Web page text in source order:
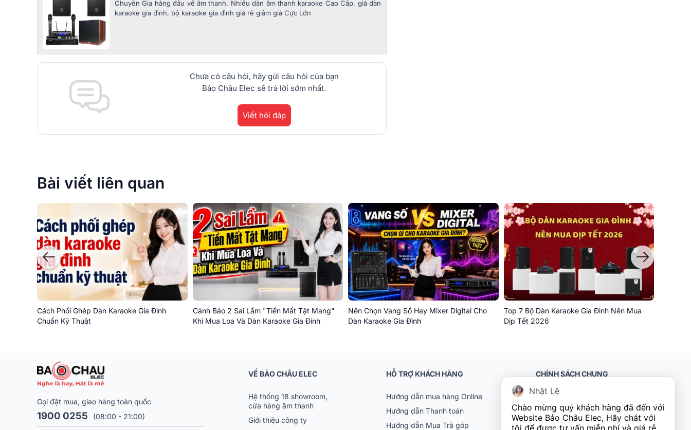
Chuyên Gia hàng đầu về âm thanh. Nhiều dàn âm thanh karaoke Cao Cấp, giá dàn
karaoke gia đình, bộ karaoke gia đình giá rẻ giảm giá Cực Lớn
Chưa có câu hỏi, hãy gửi câu hỏi của bạn
Bảo Châu Elec sẽ trả lời sớm nhất.
Viết hỏi đáp
Bài viết liên quan
Cách Phối Ghép Dàn Karaoke Gia Đình
Chuẩn Kỹ Thuật
Cảnh Báo 2 Sai Lầm "Tiền Mất Tật Mang"
Khi Mua Loa Và Dàn Karaoke Gia Đình
Nên Chọn Vang Số Hay Mixer Digital Cho
Dàn Karaoke Gia Đình
Top 7 Bộ Dàn Karaoke Gia Đình Nên Mua
Dịp Tết 2026
Gọi đặt mua, giao hàng toàn quốc
1900 0255 (08:00 - 21:00)
VỀ BẢO CHÂU ELEC
Hệ thống 18 showroom,
cửa hàng âm thanh
Giới thiệu công ty
HỖ TRỢ KHÁCH HÀNG
Hướng dẫn mua hàng Online
Hướng dẫn Thanh toán
Hướng dẫn Mua Trả góp
CHÍNH SÁCH CHUNG
Khách hàng doanh nghiệp (B2B)
Chính sách bảo hành
Chính sách đổi trả
Nhật Lệ
Chào mừng quý khách hàng đã đến với
Website Bảo Châu Elec, Hãy chát với
tôi để được tư vấn miễn phí và giá rẻ